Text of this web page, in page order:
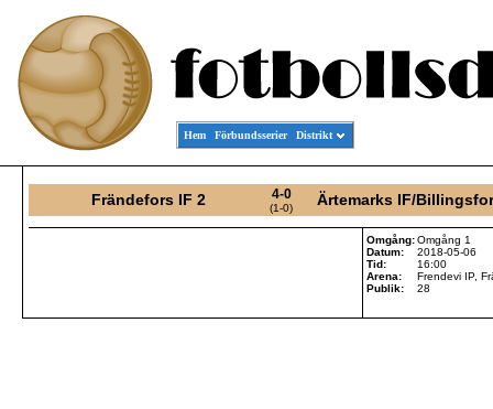
Hem Förbundsserier Distrikt
Frändefors IF 2 4-0
(1-0) Ärtemarks IF/
Omgång:Omgång 1
Datum:
2018-05-06
Tid:
16:00
Arena:
Frendevi IP,
Publik:
28